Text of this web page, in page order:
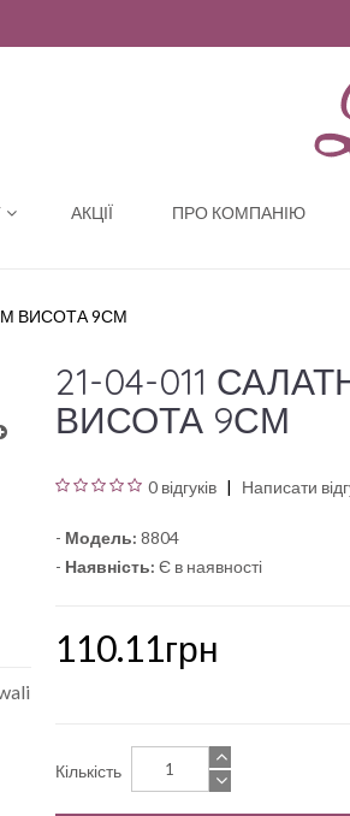
АКЦІЇ ПРО КОМПАНІЮ
ВИСОТА 9СМ
21-04-011
ВИСОТА 9СМ
0 відгуків Написати
- Модель: 8804
- Наявність: Є в наявності
110.11грн
Кількість